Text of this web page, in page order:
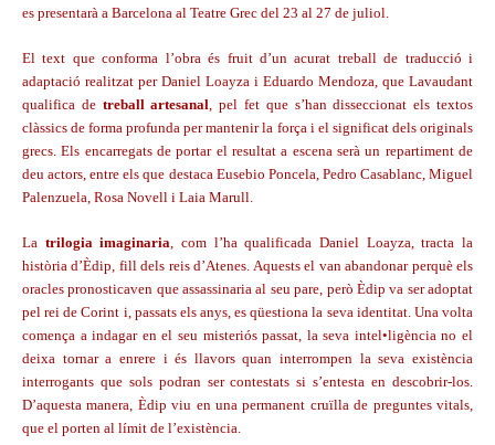
es presentarà a Barcelona al Teatre Grec del 23 al 27 de juliol.
El text que conforma l’obra és fruit d’un acurat treball de traducció i
adaptació realitzat per Daniel Loayza i Eduardo Mendoza, que Lavaudant
qualifica de treball artesanal, pel fet que s’han disseccionat els textos
clàssics de forma profunda per mantenir la força i el significat dels originals
grecs. Els encarregats de portar el resultat a escena serà un repartiment de
deu actors, entre els que destaca Eusebio Poncela, Pedro Casablanc, Miguel
Palenzuela, Rosa Novell i Laia Marull.
La trilogia imaginaria, com l’ha qualificada Daniel Loayza, tracta la
història d’Èdip, fill dels reis d’Atenes. Aquests el van abandonar perquè els
oracles pronosticaven que assassinaria al seu pare, però Èdip va ser adoptat
pel rei de Corint i, passats els anys, es qüestiona la seva identitat. Una volta
comença a indagar en el seu misteriós passat, la seva intel•ligència no el
deixa tornar a enrere i és llavors quan interrompen la seva existència
interrogants que sols podran ser contestats si s’entesta en descobrir-los.
D’aquesta manera, Èdip viu en una permanent cruïlla de preguntes vitals,
que el porten al límit de l’existència.